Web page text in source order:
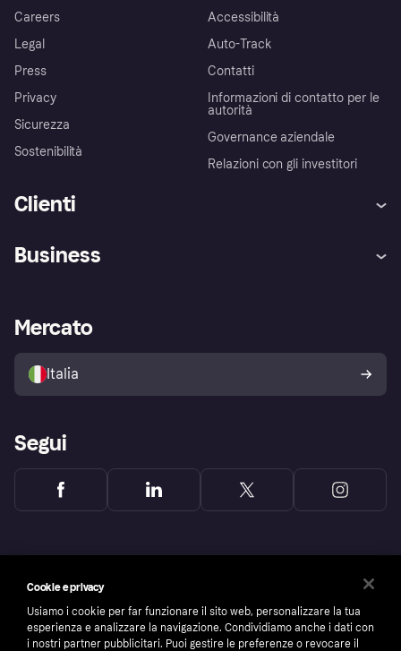
Careers
Legal
Press
Privacy
Sicurezza
Sostenibilità
Accessibilità
Auto-Track
Contatti
Informazioni di contatto per le
autorità
Governance aziendale
Relazioni con gli investitori
Clienti
Esplora i negozi
Politica di protezione
dell'acquirente Klarna
Business
Accesso aziende
Mercato
Italia
Segui
Cookie e privacy
Usiamo i cookie per far funzionare il sito web, personalizzare la tua
esperienza e analizzare la navigazione. Condividiamo anche i dati con
i nostri partner pubblicitari. Puoi gestire le preferenze o revocare il